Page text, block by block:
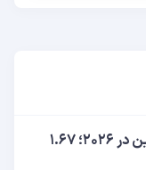
بزرگ‌ترین خروج سرمایه هفتگی بیت‌کوین در ۲۰۲۶؛ ۱.۶۷